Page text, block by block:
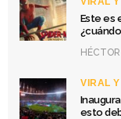
Este es
VIRAL
esto